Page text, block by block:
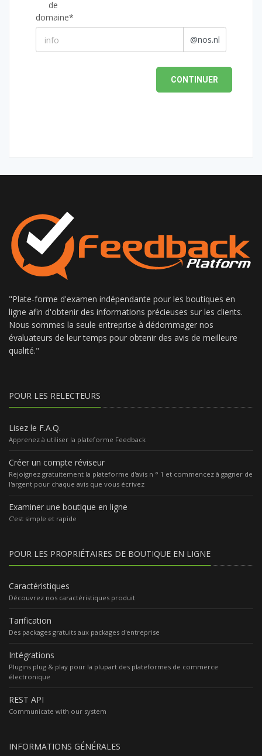
de
domaine*
@nos.nl
CONTINUER
"Plate-forme d'examen indépendante pour les boutiques en
ligne afin d'obtenir des informations précieuses sur les clients.
Nous sommes la seule entreprise à dédommager nos
évaluateurs de leur temps pour obtenir des avis de meilleure
qualité."
POUR LES RELECTEURS
Lisez le F.A.Q.
Apprenez à utiliser la plateforme Feedback
Créer un compte réviseur
Rejoignez gratuitement la plateforme d'avis n ° 1 et commencez à gagner de
l'argent pour chaque avis que vous écrivez
Examiner une boutique en ligne
C'est simple et rapide
POUR LES PROPRIÉTAIRES DE BOUTIQUE EN LIGNE
Caractéristiques
Découvrez nos caractéristiques produit
Tarification
Des packages gratuits aux packages d'entreprise
Intégrations
Plugins plug & play pour la plupart des plateformes de commerce
électronique
REST API
Communicate with our system
INFORMATIONS GÉNÉRALES